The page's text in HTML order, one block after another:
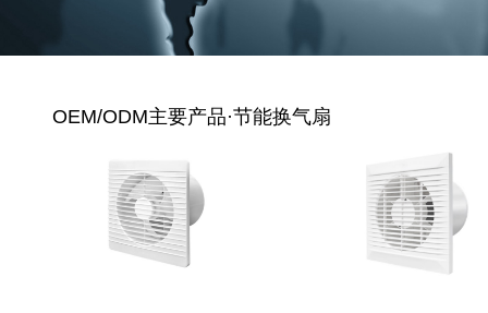
OEM/ODM主要产品·节能换气扇